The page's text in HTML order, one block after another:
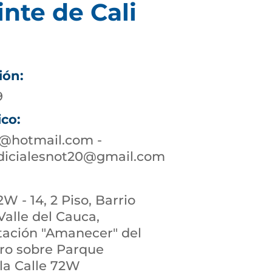
de Cali
-
- 14, 2 Piso, Barrio
del Cauca,
"Amanecer" del
sobre Parque
Calle 72W